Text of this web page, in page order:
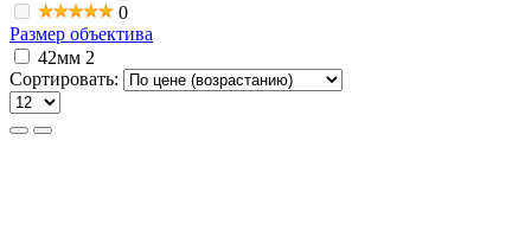
0
Размер объектива
42мм 2
Сортировать: